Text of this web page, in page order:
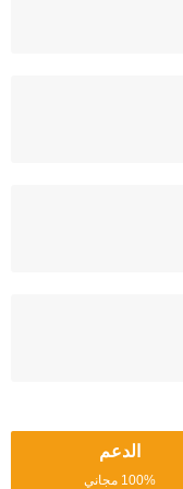
الدعم
100% مجاني